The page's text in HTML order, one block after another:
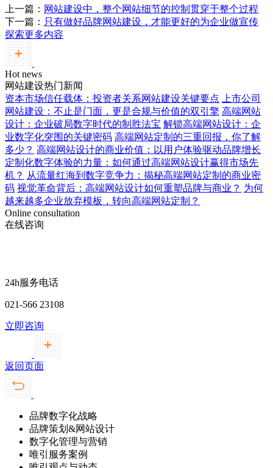
上一篇： 网站建设中，整个网站细节的控制贯穿于整个过程
下一篇： 只有做好品牌网站建设，才能更好的为企业做宣传
探索更多内容
Hot news
网站建设热门新闻
资本市场信任载体：投资者关系网站建设关键要点
上市公司
网站建设：不止是门面，更是合规与价值的双引擎 高端网站
设计：企业破局数字时代的制胜法宝 解锁高端网站设计：企
业数字化突围的关键密码 高端网站定制的三重回报，你了解
多少？ 高端网站设计的商业价值：以用户体验驱动品牌增长
定制化数字体验的力量：如何通过高端网站设计赢得市场先
机？ 从流量红海到数字竞争力：揭秘高端网站定制的商业密
码 视觉革命背后：高端网站设计如何重塑品牌与商业？ 为何
越来越多企业放弃模板，转向高端网站定制？
Online consultation
在线咨询
24h服务电话
021-566 23108
立即咨询
返回页面
品牌数字化战略
品牌策划&网站设计
数字化管理与营销
唯引服务案例